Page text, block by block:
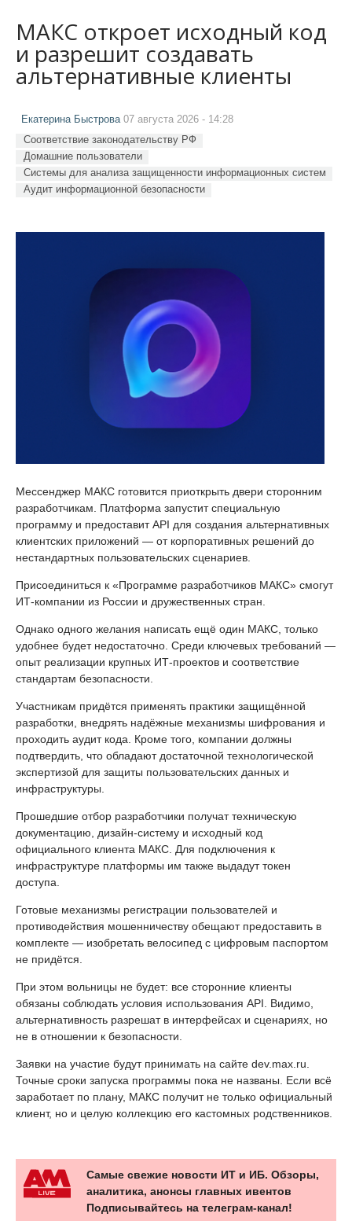
МАКС откроет исходный код
и разрешит создавать
альтернативные клиенты
Екатерина Быстрова07 августа 2026 - 14:28
Соответствие законодательству РФ
Домашние пользователи
Системы для анализа защищенности информационных систем
Аудит информационной безопасности
Мессенджер МАКС готовится приоткрыть двери сторонним
разработчикам. Платформа запустит специальную
программу и предоставит API для создания альтернативных
клиентских приложений — от корпоративных решений до
нестандартных пользовательских сценариев.
Присоединиться к «Программе разработчиков МАКС» смогут
ИТ-компании из России и дружественных стран.
Однако одного желания написать ещё один МАКС, только
удобнее будет недостаточно. Среди ключевых требований —
опыт реализации крупных ИТ-проектов и соответствие
стандартам безопасности.
Участникам придётся применять практики защищённой
разработки, внедрять надёжные механизмы шифрования и
проходить аудит кода. Кроме того, компании должны
подтвердить, что обладают достаточной технологической
экспертизой для защиты пользовательских данных и
инфраструктуры.
Прошедшие отбор разработчики получат техническую
документацию, дизайн-систему и исходный код
официального клиента МАКС. Для подключения к
инфраструктуре платформы им также выдадут токен
доступа.
Готовые механизмы регистрации пользователей и
противодействия мошенничеству обещают предоставить в
комплекте — изобретать велосипед с цифровым паспортом
не придётся.
При этом вольницы не будет: все сторонние клиенты
обязаны соблюдать условия использования API. Видимо,
альтернативность разрешат в интерфейсах и сценариях, но
не в отношении к безопасности.
Заявки на участие будут принимать на сайте dev.max.ru.
Точные сроки запуска программы пока не названы. Если всё
заработает по плану, МАКС получит не только официальный
клиент, но и целую коллекцию его кастомных родственников.
Самые свежие новости ИТ и ИБ. Обзоры,
аналитика, анонсы главных ивентов
Подписывайтесь на телеграм-канал!